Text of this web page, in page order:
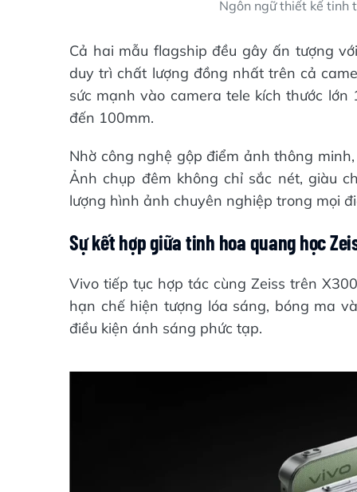
Ngôn ngữ thiết kế tinh
Cả hai mẫu flagship đều gây ấn tượng
duy trì chất lượng đồng nhất trên cả
sức mạnh vào camera tele kích thước
đến 100mm.
Nhờ công nghệ gộp điểm ảnh thông
Ảnh chụp đêm không chỉ sắc nét, giàu
lượng hình ảnh chuyên nghiệp trong mọi
Sự kết hợp giữa tinh hoa quang học
Vivo tiếp tục hợp tác cùng Zeiss trên
hạn chế hiện tượng lóa sáng, bóng ma
điều kiện ánh sáng phức tạp.